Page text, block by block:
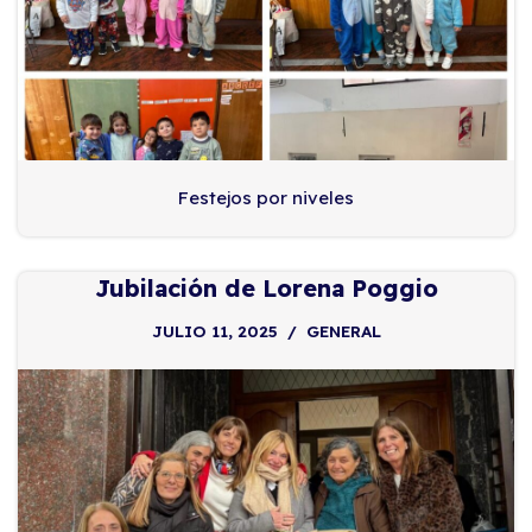
Festejos por niveles
Jubilación de Lorena Poggio
JULIO 11, 2025 GENERAL